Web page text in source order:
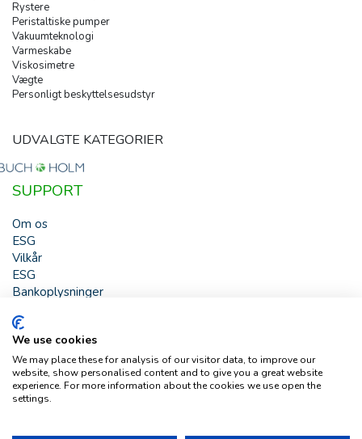
Rystere
Peristaltiske pumper
Vakuumteknologi
Varmeskabe
Viskosimetre
Vægte
Personligt beskyttelsesudstyr
UDVALGTE KATEGORIER
SUPPORT
Om os
ESG
Vilkår
ESG
Bankoplysninger
HJÆLP
Buch & Holm A/S - Marielundvej 39 - DK-2730 Herlev -
Tlf. +45 44 54 00 00 - e-mail:b-h@buch-holm.dk- CVR-nr.:
DK-19993345
We use cookies
We may place these for analysis of our visitor data, to improve our
website, show personalised content and to give you a great website
experience. For more information about the cookies we use open the
settings.